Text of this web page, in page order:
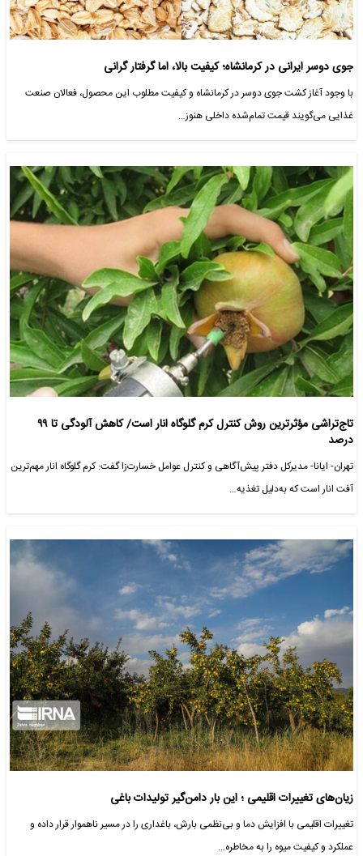
جوی دوسر ایرانی در کرمانشاه؛ کیفیت بالا، اما گرفتار گرانی
با وجود آغاز کشت جوی دوسر در کرمانشاه و کیفیت مطلوب این محصول، فعالان صنعت
غذایی می‌گویند قیمت تمام‌شده داخلی هنوز…
تاج‌تراشی مؤثرترین روش کنترل کرم گلوگاه انار است/ کاهش آلودگی تا ۹۹
درصد
تهران- ایانا- مدیرکل دفتر پیش‌آگاهی و کنترل عوامل خسارت‌زا گفت: کرم گلوگاه انار مهم‌ترین
آفت انار است که به‌دلیل تغذیه…
زیان‌های تغییرات اقلیمی ؛ این بار دامن‌گیر تولیدات باغی
تغییرات اقلیمی با افزایش دما و بی‌نظمی بارش، باغداری را در مسیر ناهموار قرار داده و
عملکرد و کیفیت میوه را به مخاطره…